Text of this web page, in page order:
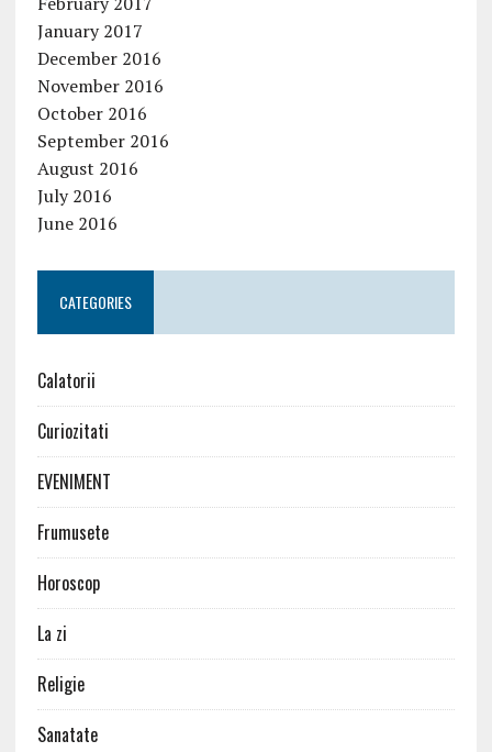
January 2017
December 2016
November 2016
October 2016
September 2016
August 2016
July 2016
June 2016
CATEGORIES
Calatorii
Curiozitati
EVENIMENT
Frumusete
Horoscop
La zi
Religie
Sanatate